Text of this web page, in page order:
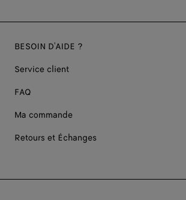
BESOIN D'AIDE ?
Service client
FAQ
Ma commande
Retours et Échanges